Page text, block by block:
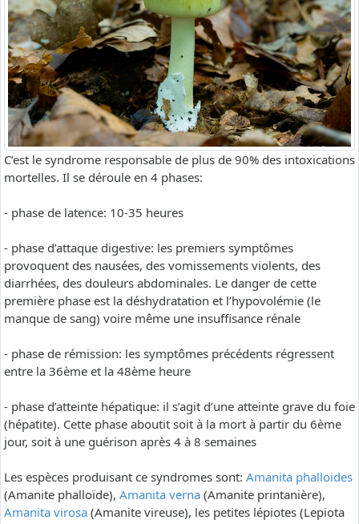
C’est le syndrome responsable de plus de 90% des intoxications
mortelles. Il se déroule en 4 phases:
- phase de latence: 10-35 heures
- phase d’attaque digestive: les premiers symptômes
provoquent des nausées, des vomissements violents, des
diarrhées, des douleurs abdominales. Le danger de cette
première phase est la déshydratation et l’hypovolémie (le
manque de sang) voire même une insuffisance rénale
- phase de rémission: les symptômes précédents régressent
entre la 36ème et la 48ème heure
- phase d’atteinte hépatique: il s’agit d’une atteinte grave du foie
(hépatite). Cette phase aboutit soit à la mort à partir du 6ème
jour, soit à une guérison après 4 à 8 semaines
Les espèces produisant ce syndromes sont: Amanita phalloides
(Amanite phalloïde), Amanita verna (Amanite printanière),
Amanita virosa (Amanite vireuse), les petites lépiotes (Lepiota